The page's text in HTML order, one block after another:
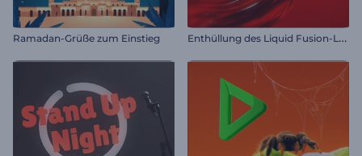
Ramadan-Grüße zum Einstieg E
nthüllung des Liquid Fusion-Logos